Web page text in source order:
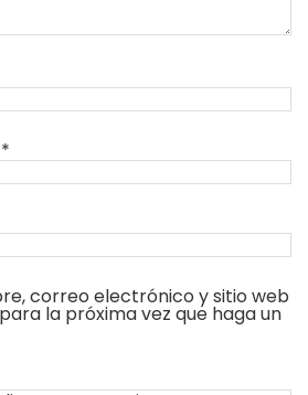
*
correo electrónico y sitio web
la próxima vez que haga un